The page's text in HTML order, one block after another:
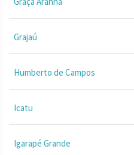
Grajaú
Humberto de Campos
Icatu
Igarapé Grande